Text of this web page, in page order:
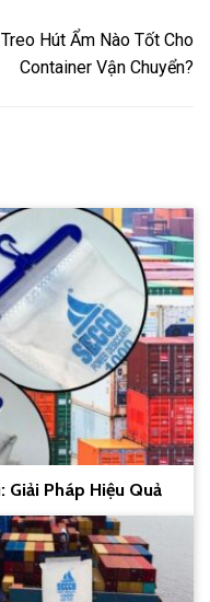
Hút Ẩm Nào Tốt Cho
Container Vận Chuyển?
Giải Pháp Hiệu Quả